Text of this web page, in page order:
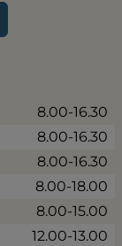
8.00-16.30
8.00-16.30
8.00-16.30
8.00-18.00
8.00-15.00
12.00-13.00